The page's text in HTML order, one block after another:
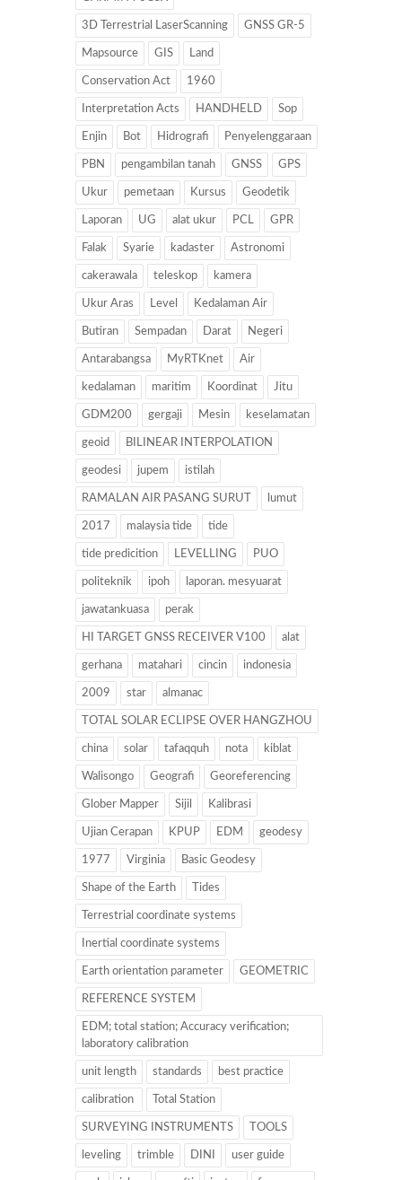
3D Terrestrial LaserScanning GNSS GR-5
Mapsource GIS Land
Conservation Act 1960
Interpretation Acts HANDHELD Sop
Enjin Bot Hidrografi Penyelenggaraan
PBN pengambilan tanah GNSS GPS
Ukur pemetaan Kursus Geodetik
Laporan UG alat ukur PCL GPR
Falak Syarie kadaster Astronomi
cakerawala teleskop kamera
Ukur Aras Level Kedalaman Air
Butiran Sempadan Darat Negeri
Antarabangsa MyRTKnet Air
kedalaman maritim Koordinat Jitu
GDM200 gergaji Mesin keselamatan
geoid BILINEAR INTERPOLATION
geodesi jupem istilah
RAMALAN AIR PASANG SURUT lumut
2017 malaysia tide tide
tide predicition LEVELLING PUO
politeknik ipoh laporan. mesyuarat
jawatankuasa perak
HI TARGET GNSS RECEIVER V100 alat
gerhana matahari cincin indonesia
2009 star almanac
TOTAL SOLAR ECLIPSE OVER HANGZHOU
china solar tafaqquh nota kiblat
Walisongo Geografi Georeferencing
Glober Mapper Sijil Kalibrasi
Ujian Cerapan KPUP EDM geodesy
1977 Virginia Basic Geodesy
Shape of the Earth Tides
Terrestrial coordinate systems
Inertial coordinate systems
Earth orientation parameter GEOMETRIC
REFERENCE SYSTEM
EDM; total station; Accuracy verification;
laboratory calibration
unit length standards best practice
calibration Total Station
SURVEYING INSTRUMENTS TOOLS
leveling trimble DINI user guide